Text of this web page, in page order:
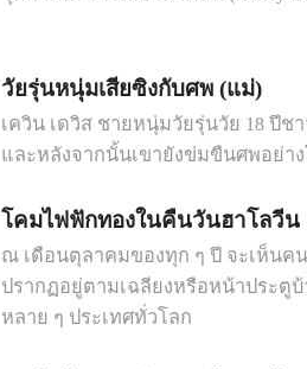
วัยรุ่นหนุ่มเสียซิงกับศพ (แม่)
เควิน เดวิส ชายหนุ่มวัยรุ่นวัย 18 ปีช
และหลังจากนั้นเขายังข่มขืนศพอย่า
โคมไฟฟักทองในคืนวันฮาโลวีน
ณ เดือนตุลาคมของทุก ๆ ปี จะเห็นค
ปรากฏอยู่ตามเฉลียงหรือหน้าประตู
หลาย ๆ ประเทศทั่วโลก